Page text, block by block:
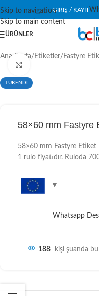
Skip to navigation
Skip to main content
GIRIŞ / KAYIT
ÜRÜNLER
Ana Sayfa/ Etiketler/ Fastyre
TÜKENDİ
58×60 mm Fastyre
58×60 mm Fastyre Etiket
1 rulo fiyatıdır. Ruloda
Whatsapp
188 kişi şuanda